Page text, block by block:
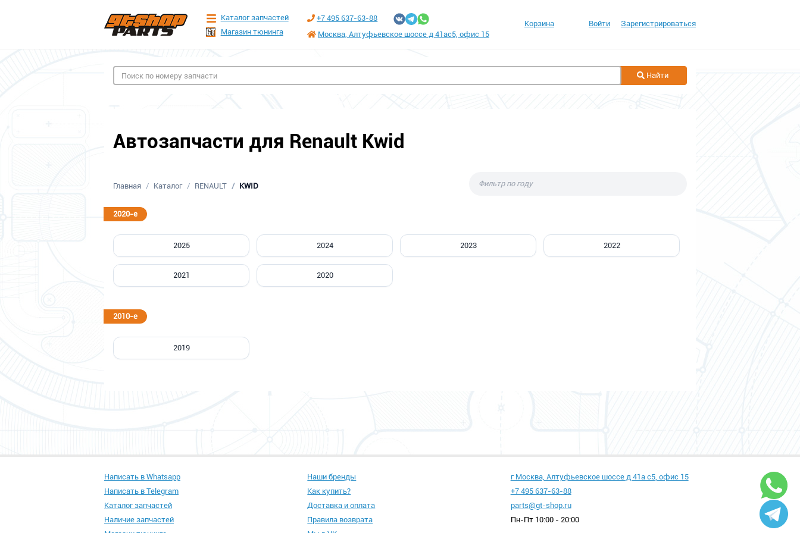
Каталог запчастей
Магазин тюнинга
+7 495 637-63-88
Москва, Алтуфьевское шоссе д 41ас5, офис 15
Корзина Войти Зарегистрироваться
Найти
Автозапчасти для Renault Kwid
Главная Каталог RENAULT KWID
2020-е
2025 2024 2023 2022
2021 2020
2010-е
2019
Написать в Whatsapp
Написать в Telegram
Каталог запчастей
Наличие запчастей
Наши бренды
Как купить?
Доставка и оплата
Правила возврата
г Москва, Алтуфьевское шоссе д 41а с5, офис 15
+7 495 637-63-88
parts@gt-shop.ru
Пн-Пт 10:00 - 20:00